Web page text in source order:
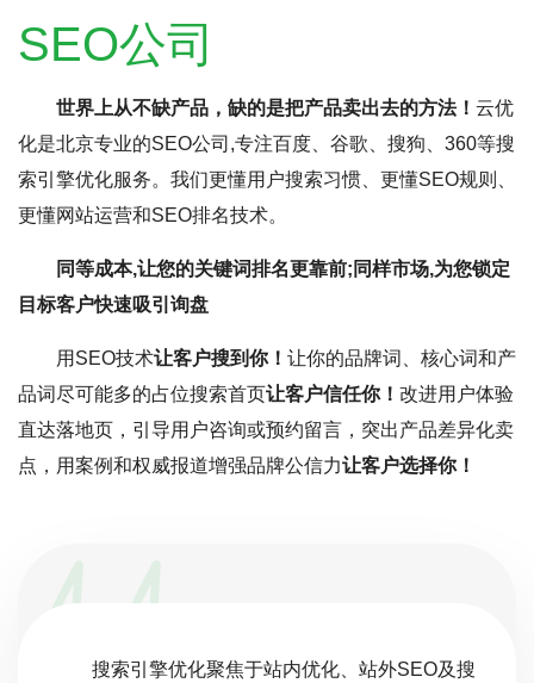
SEO公司
世界上从不缺产品，缺的是把产品卖出去的方法！ 云优
化是北京专业的SEO公司,专注百度、谷歌、搜狗、360等搜
索引擎优化服务。我们更懂用户搜索习惯、更懂SEO规则、
更懂网站运营和SEO排名技术。
同等成本,让您的关键词排名更靠前;同样市场,为您锁定
目标客户快速吸引询盘
用SEO技术让客户搜到你！ 让你的品牌词、核心词和产
品词尽可能多的占位搜索首页让客户信任你！ 改进用户体验
直达落地页，引导用户咨询或预约留言，突出产品差异化卖
点，用案例和权威报道增强品牌公信力让客户选择你！
搜索引擎优化聚焦于站内优化、站外SEO及搜